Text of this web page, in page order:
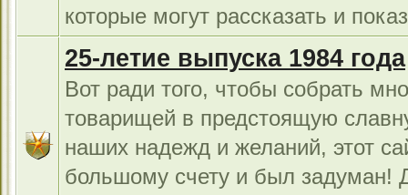
которые могут рассказать и
25-летие выпуска 1984 года
Вот ради того, чтобы собрать
товарищей в предстоящую
наших надежд и желаний, этот
большому счету и был задуман!